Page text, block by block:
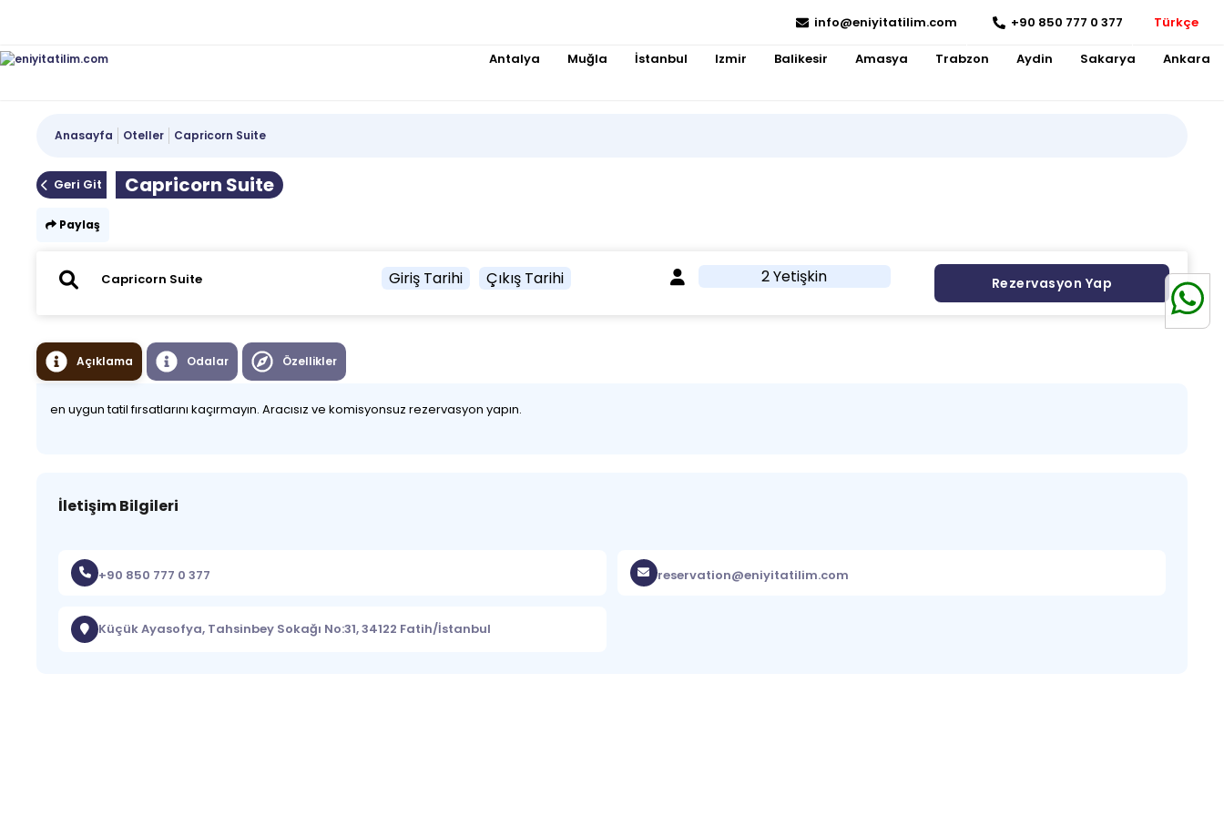
info@eniyitatilim.com +90 850 777 0 377 Türkçe
Antalya Muğla İstanbul Izmir Balikesir Amasya Trabzon Aydin Sakarya Ankara
Anasayfa Oteller Capricorn Suite
Geri Git Capricorn Suite
Paylaş
Giriş Tarihi Çıkış Tarihi 2 Yetişkin Rezervasyon Yap
Açıklama Odalar Özellikler
en uygun tatil fırsatlarını kaçırmayın. Aracısız ve komisyonsuz rezervasyon yapın.
İletişim Bilgileri
+90 850 777 0 377 reservation@eniyitatilim.com
Küçük Ayasofya, Tahsinbey Sokağı No:31, 34122 Fatih/İstanbul